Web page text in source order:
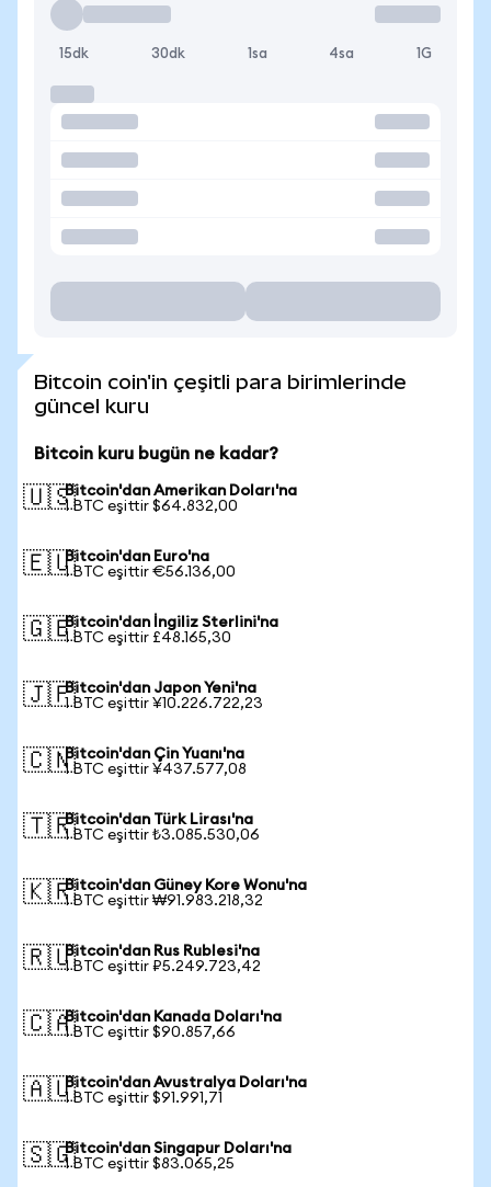
15dk 30dk 1sa 4sa 1G
Bitcoin coin'in çeşitli para birimlerinde
güncel kuru
Bitcoin kuru bugün ne kadar?
🇺🇸Bitcoin'dan Amerikan Doları'na
1 BTC eşittir $64.832,00
🇪🇺Bitcoin'dan Euro'na
1 BTC eşittir €56.136,00
🇬🇧Bitcoin'dan İngiliz Sterlini'na
1 BTC eşittir £48.165,30
🇯🇵Bitcoin'dan Japon Yeni'na
1 BTC eşittir ¥10.226.722,23
🇨🇳Bitcoin'dan Çin Yuanı'na
1 BTC eşittir ¥437.577,08
🇹🇷Bitcoin'dan Türk Lirası'na
1 BTC eşittir ₺3.085.530,06
🇰🇷Bitcoin'dan Güney Kore Wonu'na
1 BTC eşittir ₩91.983.218,32
🇷🇺Bitcoin'dan Rus Rublesi'na
1 BTC eşittir ₽5.249.723,42
🇨🇦Bitcoin'dan Kanada Doları'na
1 BTC eşittir $90.857,66
🇦🇺Bitcoin'dan Avustralya Doları'na
1 BTC eşittir $91.991,71
🇸🇬Bitcoin'dan Singapur Doları'na
1 BTC eşittir $83.065,25